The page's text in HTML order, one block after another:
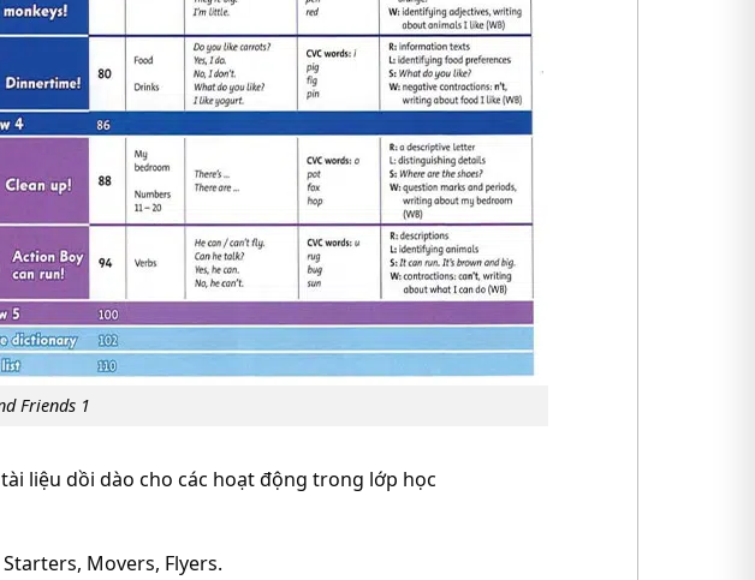
Friends 1
liệu dồi dào cho các hoạt động trong lớp học
Movers, Flyers.